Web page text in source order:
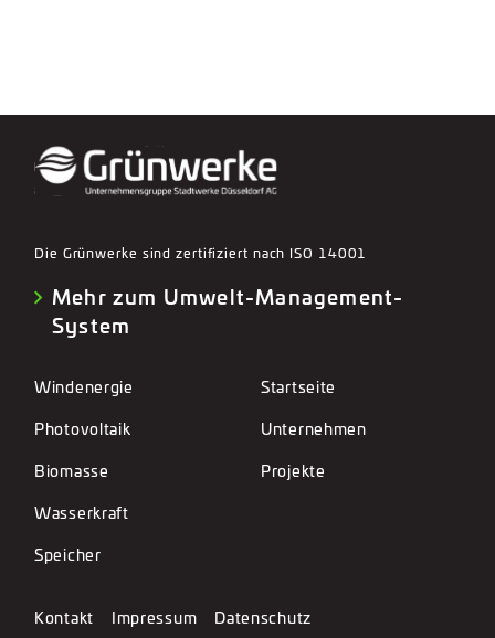
Die Grünwerke sind zertifiziert nach ISO 14001
Mehr zum Umwelt-Management-
System
Windenergie
Photovoltaik
Biomasse
Wasserkraft
Speicher
Startseite
Unternehmen
Projekte
Kontakt Impressum Datenschutz